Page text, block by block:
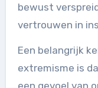
bewust
vertrouwen in
Een belangrijk
extremisme is
een gevoel van